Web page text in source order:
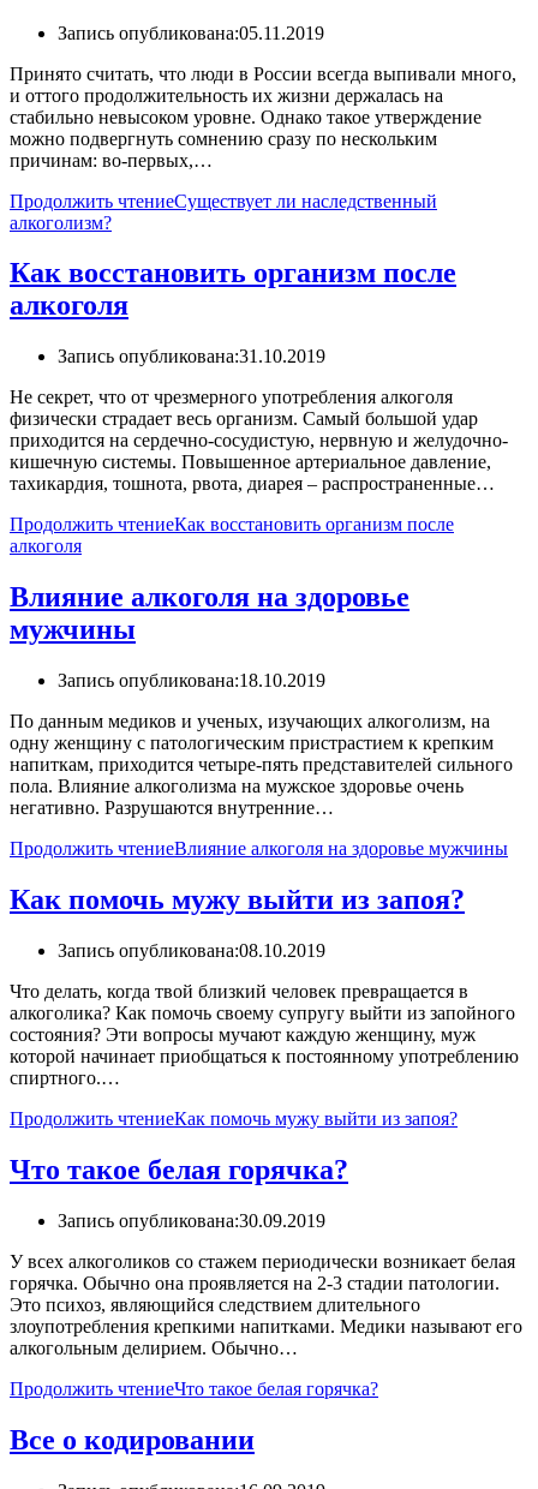
Запись опубликована:05.11.2019
Принято считать, что люди в России всегда выпивали много,
и оттого продолжительность их жизни держалась на
стабильно невысоком уровне. Однако такое утверждение
можно подвергнуть сомнению сразу по нескольким
причинам: во-первых,…
Продолжить чтениеСуществует ли наследственный
алкоголизм?
Как восстановить организм после
алкоголя
Запись опубликована:31.10.2019
Не секрет, что от чрезмерного употребления алкоголя
физически страдает весь организм. Самый большой удар
приходится на сердечно-сосудистую, нервную и желудочно-
кишечную системы. Повышенное артериальное давление,
тахикардия, тошнота, рвота, диарея – распространенные…
Продолжить чтениеКак восстановить организм после
алкоголя
Влияние алкоголя на здоровье
мужчины
Запись опубликована:18.10.2019
По данным медиков и ученых, изучающих алкоголизм, на
одну женщину с патологическим пристрастием к крепким
напиткам, приходится четыре-пять представителей сильного
пола. Влияние алкоголизма на мужское здоровье очень
негативно. Разрушаются внутренние…
Продолжить чтениеВлияние алкоголя на здоровье мужчины
Как помочь мужу выйти из запоя?
Запись опубликована:08.10.2019
Что делать, когда твой близкий человек превращается в
алкоголика? Как помочь своему супругу выйти из запойного
состояния? Эти вопросы мучают каждую женщину, муж
которой начинает приобщаться к постоянному употреблению
спиртного.…
Продолжить чтениеКак помочь мужу выйти из запоя?
Что такое белая горячка?
Запись опубликована:30.09.2019
У всех алкоголиков со стажем периодически возникает белая
горячка. Обычно она проявляется на 2-3 стадии патологии.
Это психоз, являющийся следствием длительного
злоупотребления крепкими напитками. Медики называют его
алкогольным делирием. Обычно…
Продолжить чтениеЧто такое белая горячка?
Все о кодировании